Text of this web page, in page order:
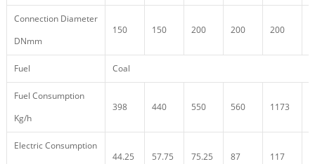
Connection Diameter
DNmm
150 150 200 200 200
Fuel Coal
Fuel Consumption
Kg/h
398 440 550 560 1173
Electric Consumption
44.25 57.75 75.25 87 117